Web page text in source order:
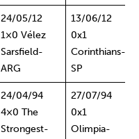
24/05/12
1×0 Vélez
Sarsfield-
ARG
13/06/12
0x1
Corinthians-
SP
24/04/94
4×0 The
Strongest-
27/07/94
0x1
Olimpia-